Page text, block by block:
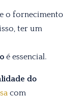
o fornecimento
ter um
é essencial.
do
com